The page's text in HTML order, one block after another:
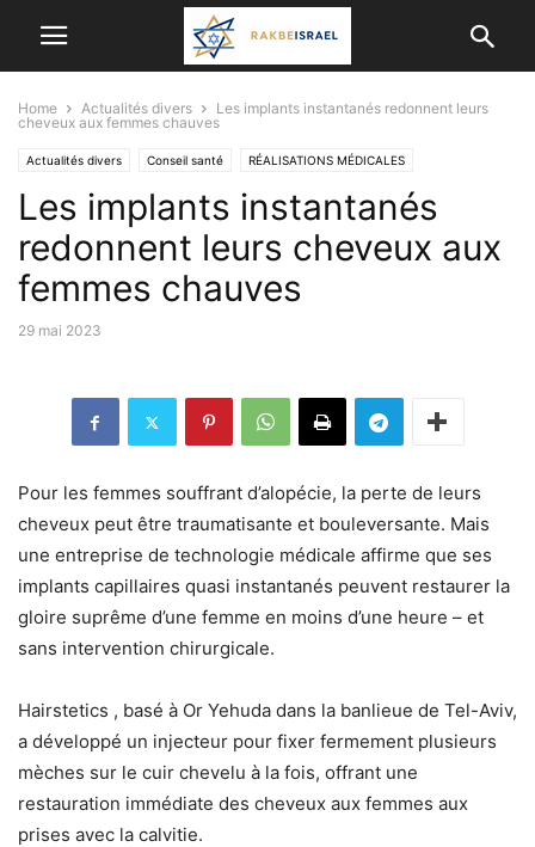
Home Actualités divers
Les implants instantanés redonnent leurs
cheveux aux femmes chauves
Actualités divers Conseil santé RÉALISATIONS MÉDICALES
VIE EN ISRAËL
Les implants instantanés
redonnent leurs cheveux aux
femmes chauves
29 mai 2023
Pour les femmes souffrant d’alopécie, la perte de leurs
cheveux peut être traumatisante et bouleversante. Mais
une entreprise de technologie médicale affirme que ses
implants capillaires quasi instantanés peuvent restaurer la
gloire suprême d’une femme en moins d’une heure – et
sans intervention chirurgicale.
Hairstetics , basé à Or Yehuda dans la banlieue de Tel-Aviv,
a développé un injecteur pour fixer fermement plusieurs
mèches sur le cuir chevelu à la fois, offrant une
restauration immédiate des cheveux aux femmes aux
prises avec la calvitie.